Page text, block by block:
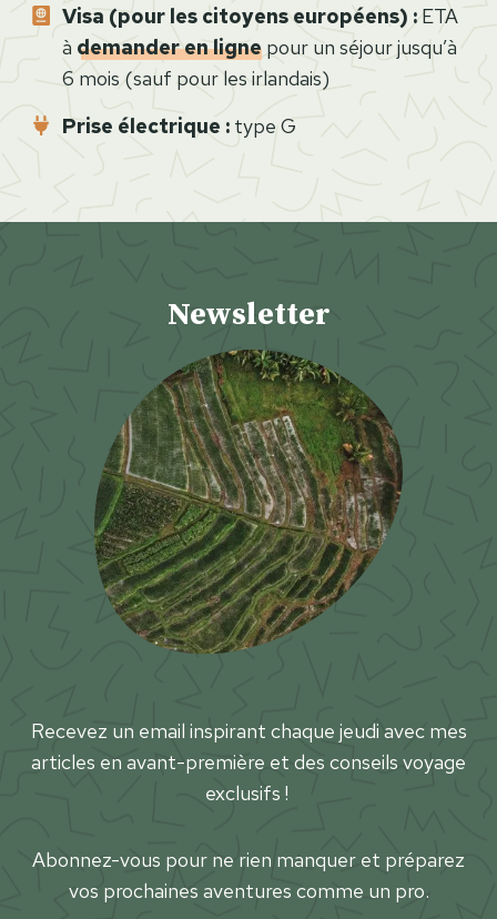
é
r
a
i
e
n
o
n
t
o
u
r
n
a
b
l
Visa (pour les citoyens européens) : ETA
à demander en ligne pour un séjour jusqu’à
6 mois (sauf pour les irlandais)
Prise électrique : type G
Newsletter
Recevez un email inspirant chaque jeudi avec mes
articles en avant-première et des conseils voyage
exclusifs !
Abonnez-vous pour ne rien manquer et préparez
vos prochaines aventures comme un pro.